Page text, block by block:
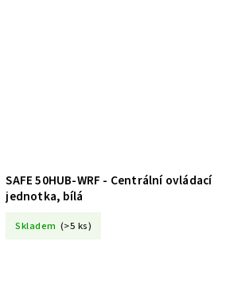
SAFE 50HUB-WRF - Centrální ovládací
jednotka, bílá
Skladem (>5 ks)